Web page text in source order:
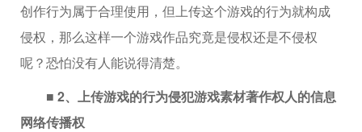
创作行为属于合理使用，但上传这个游戏的行为就构成
侵权，那么这样一个游戏作品究竟是侵权还是不侵权
呢？恐怕没有人能说得清楚。
■ 2、上传游戏的行为侵犯游戏素材著作权人的信息
网络传播权